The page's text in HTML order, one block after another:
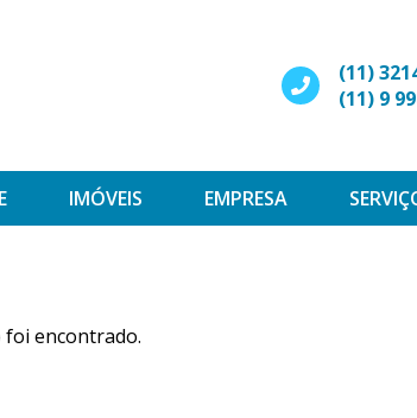
(11)
(11) 9
IMÓVEIS EMPRESA
foi encontrado.